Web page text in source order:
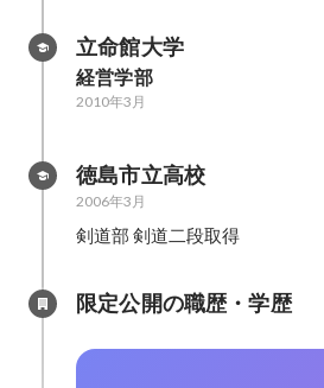
立命館大学
経営学部
2010年3月
徳島市立高校
2006年3月
剣道部 剣道二段取得
限定公開の職歴・学歴